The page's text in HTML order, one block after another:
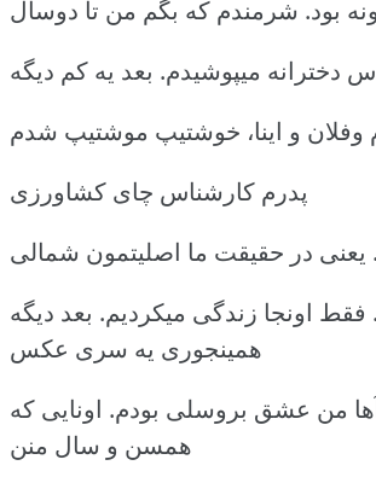
بود. شرمندم که بگم من تا دوسال
دخترانه میپوشیدم. بعد یه کم دیگه
پدرم کارشناس چای کشاورزی
یعنی در حقیقت ما اصلیتمون شمالی
اونجا زندگی میکردیم. بعد دیگه
همینجوری یه سری عکس
آها من عشق بروسلی بودم. اونایی که
همسن و سال منن